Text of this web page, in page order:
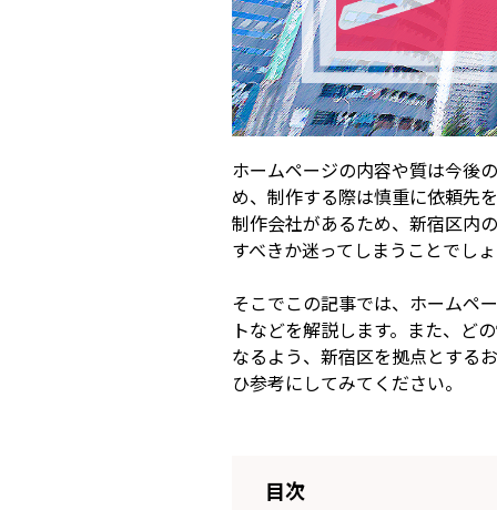
ホームページの内容や質は今後
め、制作する際は慎重に依頼先
制作会社があるため、新宿区内
すべきか迷ってしまうことでし
そこでこの記事では、ホームペ
トなどを解説します。また、ど
なるよう、新宿区を拠点とする
ひ参考にしてみてください。
目次